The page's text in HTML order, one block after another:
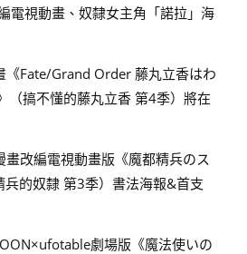
電視動畫、奴隸女主角「諾拉」海
Fate/Grand Order 藤丸立香はわ
（搞不懂的藤丸立香 第4季）將在
改編電視動畫版《魔都精兵のス
兵的奴隸 第3季）書法海報&首支
劇場版《魔法使いの